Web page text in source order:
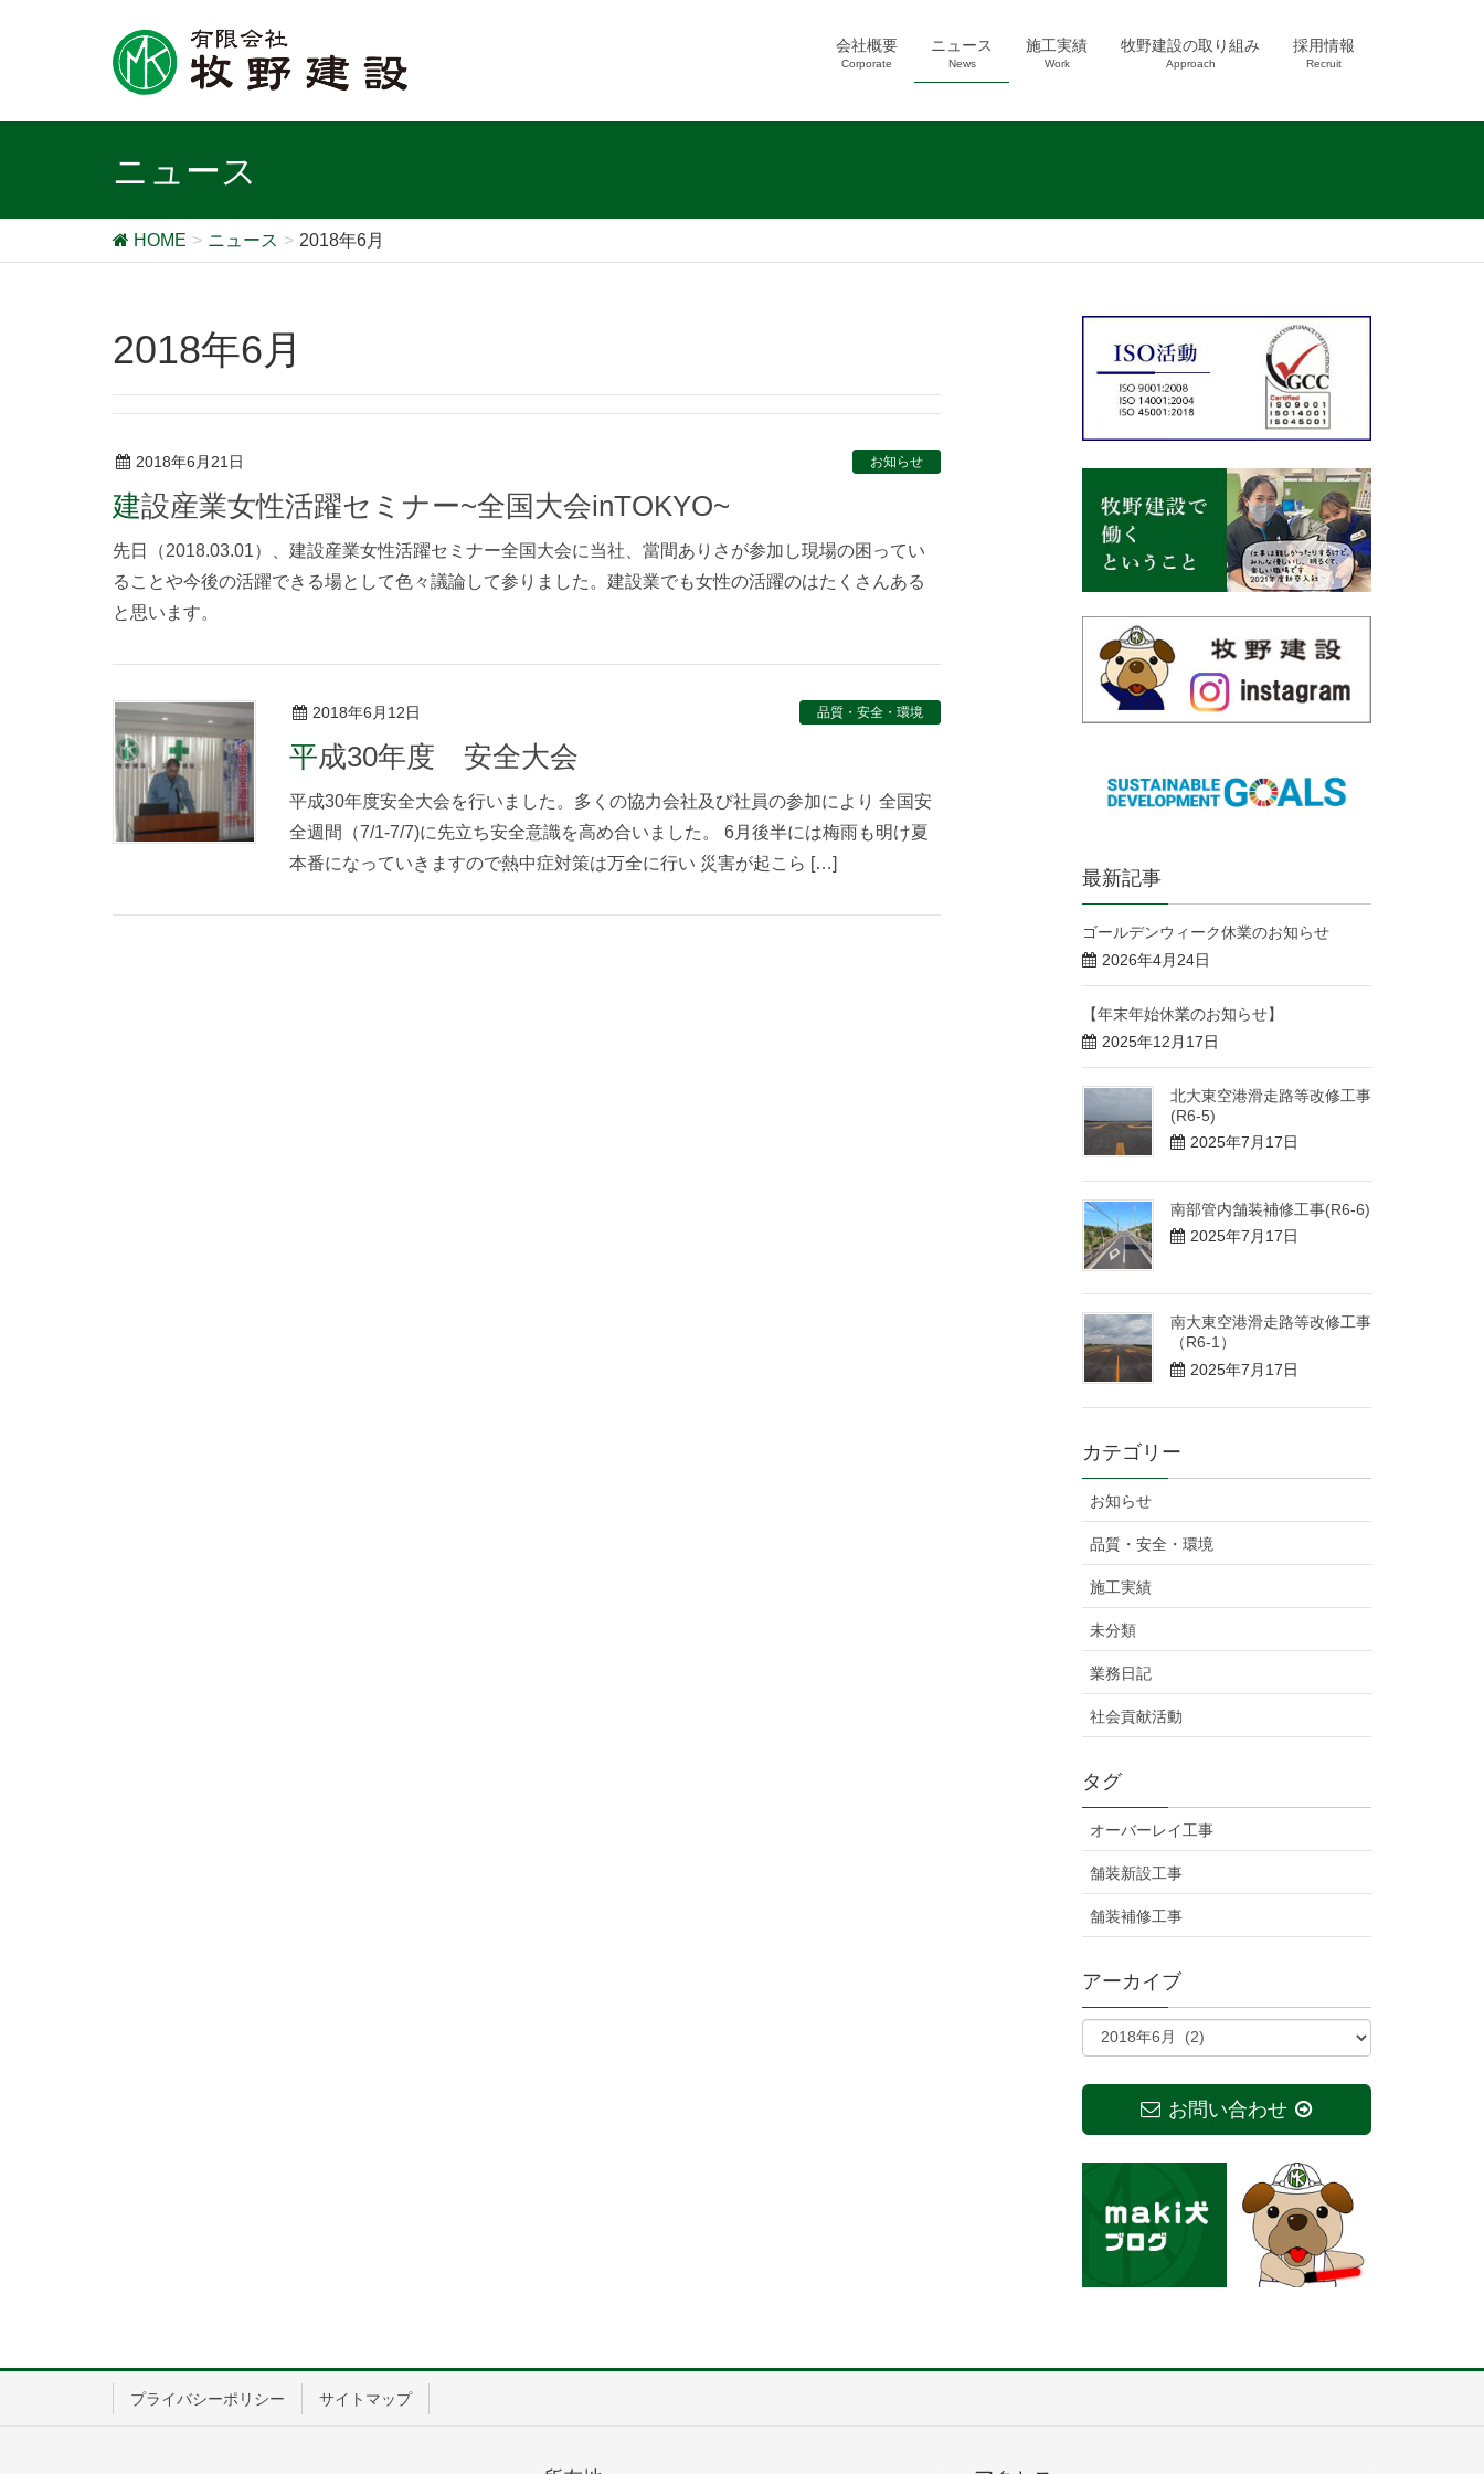
会社概要
Corporate
ニュース
News
施工実績
Work
牧野建設の取り組み
Approach
採用情報
Recruit
ニュース
HOME ニュース 2018年6月
2018年6月
2018年6月21日 お知らせ
建設産業女性活躍セミナー~全国大会inTOKYO~
先日（2018.03.01）、建設産業女性活躍セミナー全国大会に当社、當間ありさが参加し現場の困ってい
ることや今後の活躍できる場として色々議論して参りました。建設業でも女性の活躍のはたくさんある
と思います。
2018年6月12日 品質・安全・環境
平成30年度 安全大会
平成30年度安全大会を行いました。多くの協力会社及び社員の参加により 全国安
全週間（7/1-7/7)に先立ち安全意識を高め合いました。 6月後半には梅雨も明け夏
本番になっていきますので熱中症対策は万全に行い 災害が起こら […]
最新記事
ゴールデンウィーク休業のお知らせ
2026年4月24日
【年末年始休業のお知らせ】
2025年12月17日
北大東空港滑走路等改修工事
(R6-5)
2025年7月17日
南部管内舗装補修工事(R6-6)
2025年7月17日
南大東空港滑走路等改修工事
（R6-1）
2025年7月17日
カテゴリー
お知らせ
品質・安全・環境
施工実績
未分類
業務日記
社会貢献活動
タグ
オーバーレイ工事
舗装新設工事
舗装補修工事
アーカイブ
お問い合わせ
プライバシーポリシー サイトマップ